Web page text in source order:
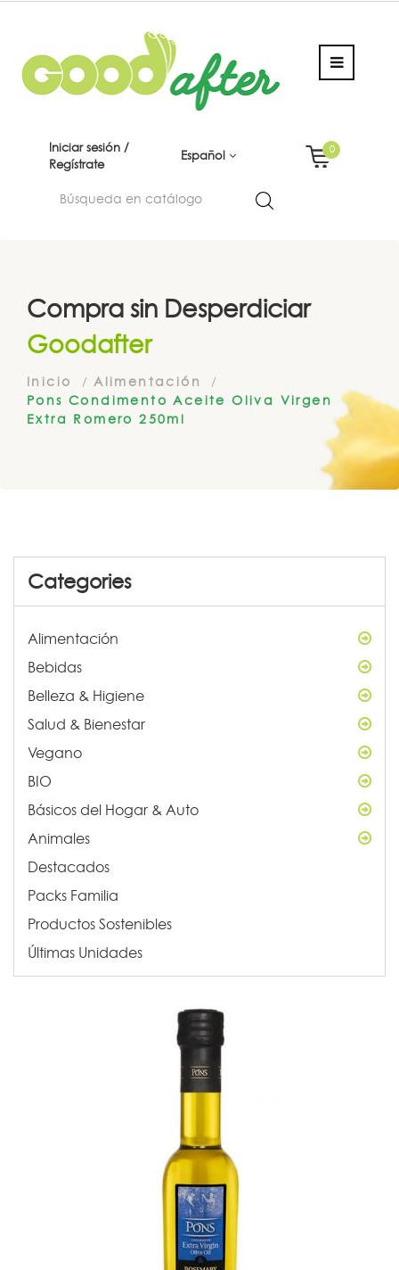
Iniciar sesión /
Regístrate
Español
0
Compra sin Desperdiciar
Goodafter
Inicio
Alimentación
Pons Condimento Aceite Oliva Virgen
Extra Romero 250ml
Categories
Alimentación
Bebidas
Belleza & Higiene
Salud & Bienestar
Vegano
BIO
Básicos del Hogar & Auto
Animales
Destacados
Packs Familia
Productos Sostenibles
Últimas Unidades